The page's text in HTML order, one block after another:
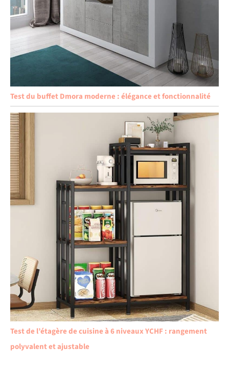
Test du buffet Dmora moderne : élégance et fonctionnalité
Test de l’étagère de cuisine à 6 niveaux YCHF : rangement
polyvalent et ajustable